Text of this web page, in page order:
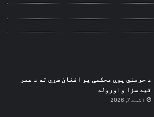
د جرمني یوې محکمې یو افغان سړي ته د عمر
قید سزا واوروله
اگست 7, 2026